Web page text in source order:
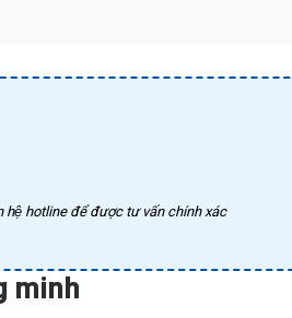
hệ hotline để được tư vấn chính xác
minh